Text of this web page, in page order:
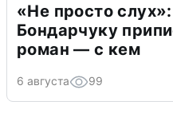
«Не просто
Бондарчуку
роман — с кем
6 августа 99